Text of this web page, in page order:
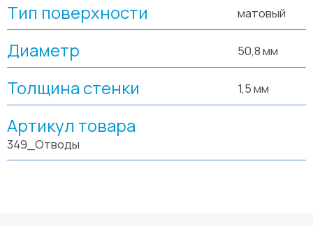
Тип поверхности матовый
Диаметр 50,8 мм
Толщина стенки 1,5 мм
Артикул товара
349_Отводы